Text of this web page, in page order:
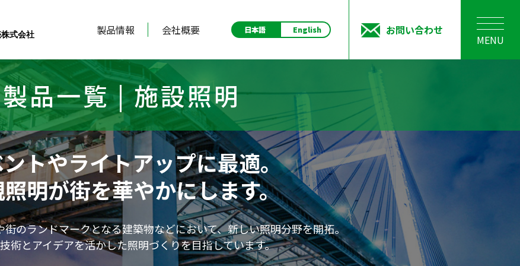
式会社
製品情報 会社概要 日本語 English お問い合わせ
MENU
製品一覧 | 施設照明
トやライトアップに最適。
明が街を華やかにします。
街のランドマークとなる建築物などにおいて、新しい照明分野を開拓。
術とアイデアを活かした照明づくりを目指しています。